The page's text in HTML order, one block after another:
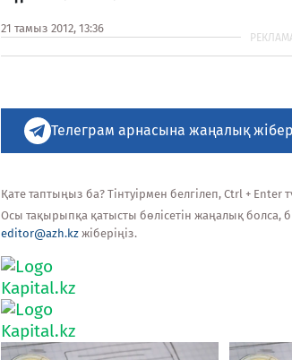
21 тамыз 2012, 13:36
Телеграм арнасына жаңалық
Қате таптыңыз ба? Тінтуірмен белгілеп, Ctrl + Enter
Осы тақырыпқа қатысты бөлісетін жаңалық болса,
editor@azh.kz жіберіңіз.